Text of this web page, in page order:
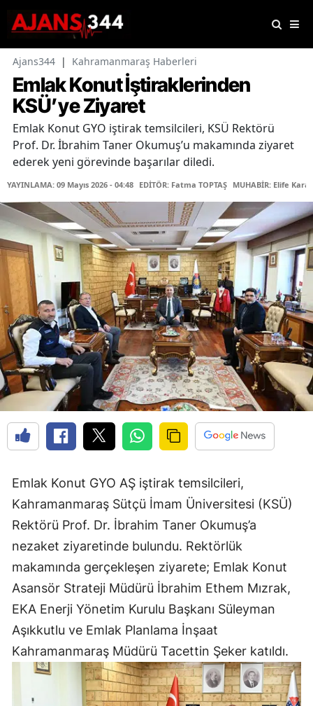
Ajans344 | Kahramanmaraş Haberleri
Emlak Konut İştiraklerinden
KSÜ’ye Ziyaret
Emlak Konut GYO iştirak temsilcileri, KSÜ Rektörü
Prof. Dr. İbrahim Taner Okumuş’u makamında ziyaret
ederek yeni görevinde başarılar diledi.
YAYINLAMA: 09 Mayıs 2026 - 04:48 EDİTÖR: Fatma TOPTAŞ MUHABİR: Elife
Emlak Konut GYO AŞ iştirak temsilcileri,
Kahramanmaraş Sütçü İmam Üniversitesi (KSÜ)
Rektörü Prof. Dr. İbrahim Taner Okumuş’a
nezaket ziyaretinde bulundu. Rektörlük
makamında gerçekleşen ziyarete; Emlak Konut
Asansör Strateji Müdürü İbrahim Ethem Mızrak,
EKA Enerji Yönetim Kurulu Başkanı Süleyman
Aşıkkutlu ve Emlak Planlama İnşaat
Kahramanmaraş Müdürü Tacettin Şeker katıldı.